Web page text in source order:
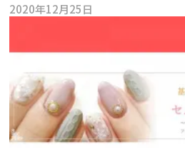
2020年12月25日